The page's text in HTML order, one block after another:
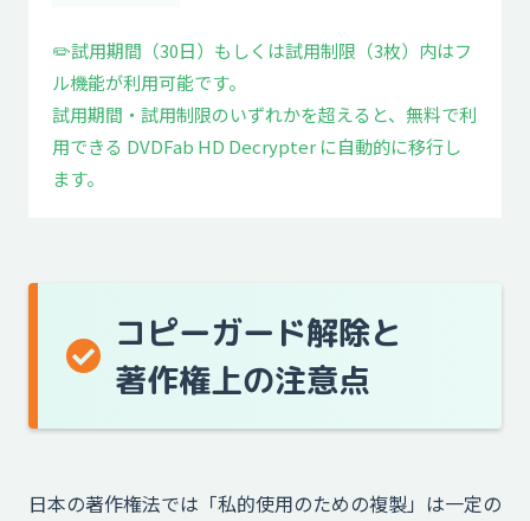
✏️試用期間（30日）もしくは試用制限（3枚）内はフ
ル機能が利用可能です。
試用期間・試用制限のいずれかを超えると、無料で利
用できる DVDFab HD Decrypter に自動的に移行し
ます。
コピーガード解除と
著作権上の注意点
日本の著作権法では「私的使用のための複製」は一定の